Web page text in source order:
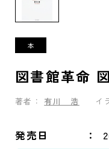
図書館革命
著者： 有川 浩 イ
発売日